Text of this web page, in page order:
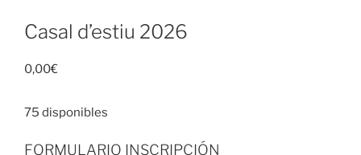
Casal d’estiu 2026
0,00€
75 disponibles
FORMULARIO INSCRIPCIÓN